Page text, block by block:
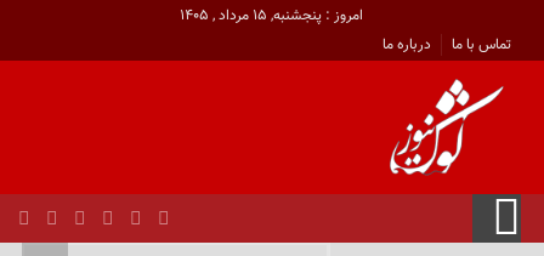
امروز : پنجشنبه, ۱۵ مرداد , ۱۴۰۵
تماس با ما
درباره ما